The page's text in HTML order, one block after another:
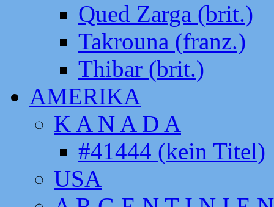
Qued Zarga (brit.)
Takrouna (franz.)
Thibar (brit.)
AMERIKA
K A N A D A
#41444 (kein Titel)
USA